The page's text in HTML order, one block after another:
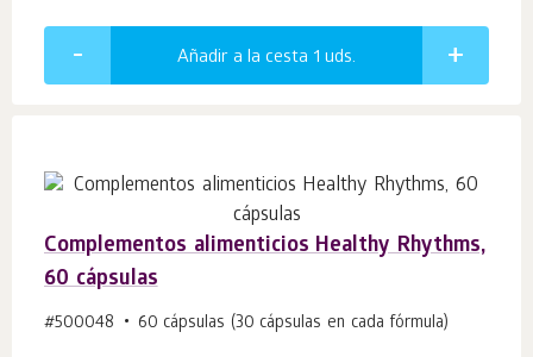
Añadir a la cesta 1 uds.
Complementos alimenticios Healthy Rhythms,
60 cápsulas
#500048 60 cápsulas (30 cápsulas en cada fórmula)